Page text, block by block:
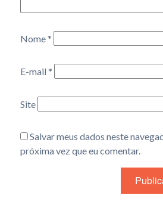
Nome*
E-mail *
Site
Salvar meus dados neste
próxima vez que eu comentar.